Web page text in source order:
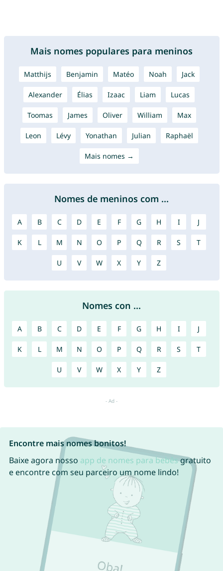
Mais nomes populares para meninos
Matthijs Benjamin Matéo Noah Jack
Alexander Élias Izaac Liam Lucas
Toomas James Oliver William Max
Leon Lévy Yonathan Julian Raphaël
Mais nomes →
Nomes de meninos com ...
A B C D E F G H I J
K L M N O P Q R S T
U V W X Y Z
Nomes con ...
A B C D E F G H I J
K L M N O P Q R S T
U V W X Y Z
Encontre mais nomes bonitos!
Baixe agora nosso app de nomes para bebêsgratuito
e encontre com seu parceiro um nome lindo!